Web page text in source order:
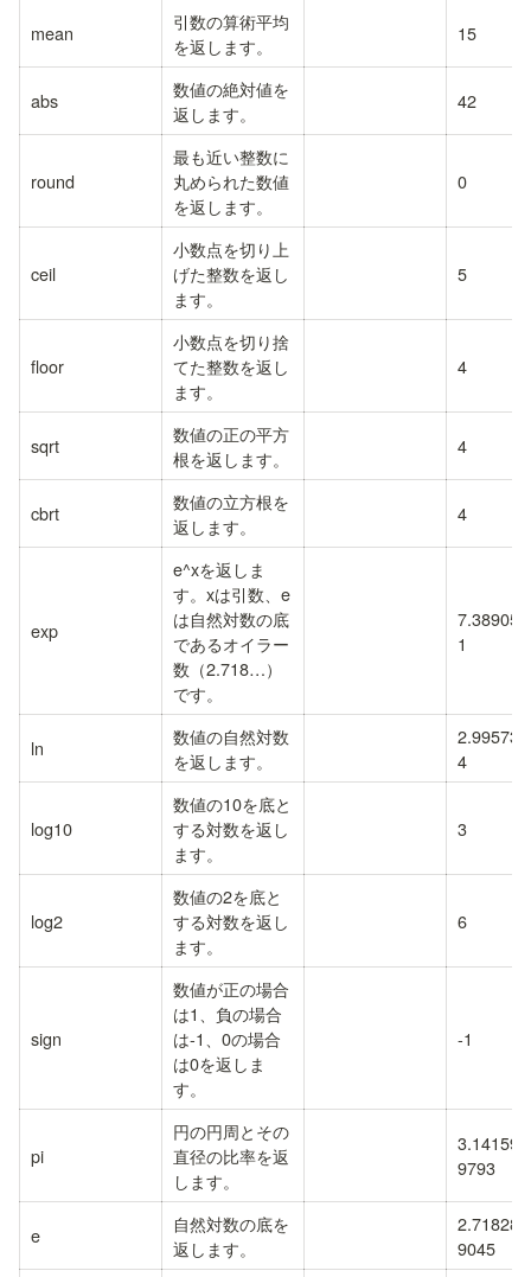
mean
引数の算術平均
を返します。
15
abs
数値の絶対値を
返します。
42
round
最も近い整数に
丸められた数値
を返します。
0
ceil
小数点を切り上
げた整数を返し
ます。
5
floor
小数点を切り捨
てた整数を返し
ます。
4
sqrt
数値の正の平方
根を返します。
4
cbrt
数値の立方根を
返します。
4
exp
e^xを返しま
す。xは引数、e
は自然対数の底
であるオイラー
数（2.718…）
です。
1
ln
数値の自然対数
を返します。
4
log10
数値の10を底と
する対数を返し
ます。
3
log2
数値の2を底と
する対数を返し
ます。
6
sign
数値が正の場合
は1、負の場合
は-1、0の場合
は0を返しま
す。
-1
pi
円の円周とその
直径の比率を返
します。
9793
e
自然対数の底を
返します。
9045